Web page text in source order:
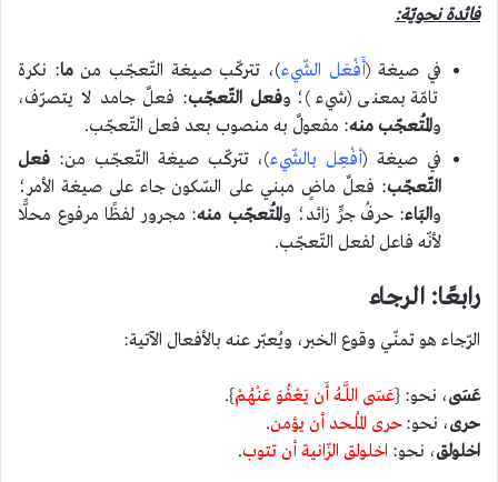
فائدة نحويّة:
في صيغة (أَفْعَل الشّيء)، تتركّب صيغة التّعجّب منما: نكرة
تامّة بمعنى (شيء)؛ وفعل التّعجّب: فعلٌ جامد لا يتصرّف،
والمُتعجّب منه: مفعولٌ به منصوب بعد فعل التّعجّب.
في صيغة (أفْعِل بالشّيء)، تتركّب صيغة التّعجّب من: فعل
التّعجّب: فعلٌ ماضٍ مبني على السّكون جاء على صيغة الأمر؛
والبَاء: حرفُ جرٍّ زائد؛ والمُتعجّب منه: مجرور لفظًا مرفوع محلًّا
لأنّه فاعل لفعل التّعجّب.
رابعًا: الرجاء
الرّجاء هو تمنّي وقوع الخبر، ويُعبّر عنه بالأفعال الآتية:
عَسَى، نحو: {عَسَى اللَّـهُ أَن يَعْفُوَ عَنْهُمْ}.
حرى، نحو: حرى المُلحد أن يؤمن.
اخلولق، نحو: اخلولق الزّانية أن تتوب.